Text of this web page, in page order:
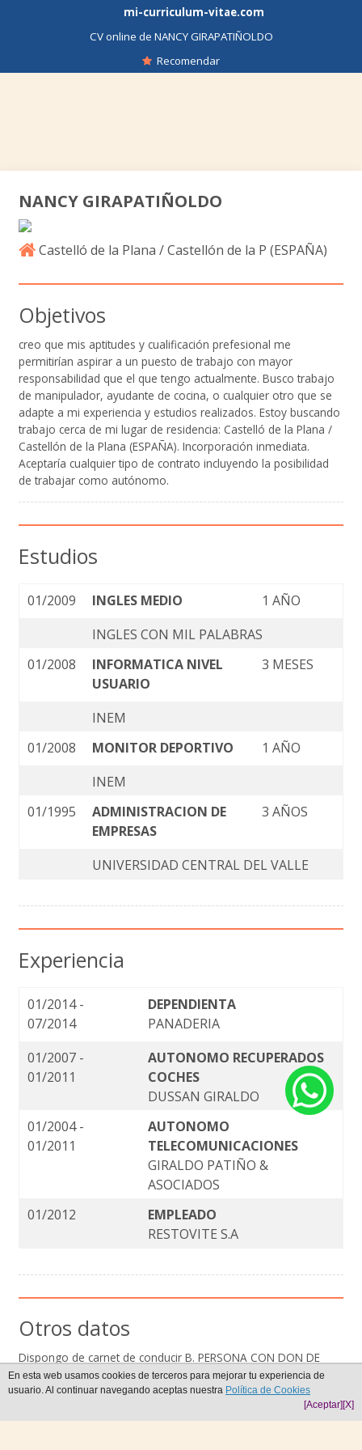
mi-curriculum-vitae.com
CV online de NANCY GIRAPATIÑOLDO
Recomendar
NANCY GIRAPATIÑOLDO
Castelló de la Plana / Castellón de la P (ESPAÑA)
Objetivos
creo que mis aptitudes y cualificación prefesional me
permitirían aspirar a un puesto de trabajo con mayor
responsabilidad que el que tengo actualmente. Busco trabajo
de manipulador, ayudante de cocina, o cualquier otro que se
adapte a mi experiencia y estudios realizados. Estoy buscando
trabajo cerca de mi lugar de residencia: Castelló de la Plana /
Castellón de la Plana (ESPAÑA). Incorporación inmediata.
Aceptaría cualquier tipo de contrato incluyendo la posibilidad
de trabajar como autónomo.
Estudios
01/2009 INGLES MEDIO
1 AÑO
INGLES CON MIL PALABRAS
01/2008
INFORMATICA NIVEL
USUARIO
3 MESES
INEM
01/2008
MONITOR DEPORTIVO
1 AÑO
INEM
01/1995
ADMINISTRACION DE
EMPRESAS
3 AÑOS
UNIVERSIDAD CENTRAL DEL VALLE
Experiencia
01/2014 -
07/2014
DEPENDIENTA
PANADERIA
01/2007 -
01/2011
AUTONOMO RECUPERADOS
COCHES
DUSSAN GIRALDO
01/2004 -
01/2011
AUTONOMO
TELECOMUNICACIONES
GIRALDO PATIÑO &
ASOCIADOS
01/2012
EMPLEADO
RESTOVITE S.A
Otros datos
Dispongo de carnet de conducir B. PERSONA CON DON DE
GENTES, RESPONSABLE, CAPAZ DE TRABAJAR CARA AL
PUBLICO Y EN EQUIPO, COCHE PROPIO
En esta web usamos cookies de terceros para mejorar tu experiencia de
usuario. Al continuar navegando aceptas nuestra Política de Cookies
[X]
[Aceptar]